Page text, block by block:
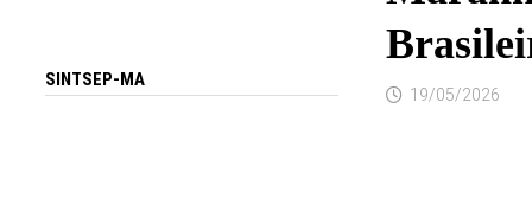
19/05/2026
SINTSEP-MA